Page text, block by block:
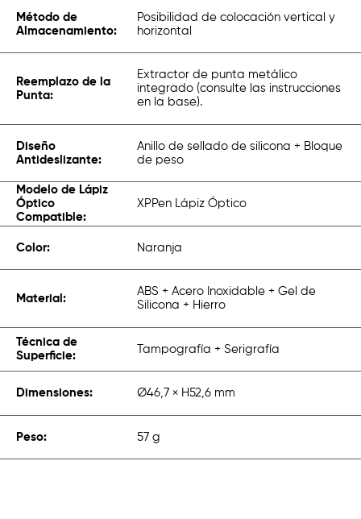
Método de
Almacenamiento:
Posibilidad de colocación vertical y
horizontal
Reemplazo de la
Punta:
Extractor de punta metálico
integrado (consulte las instrucciones
en la base).
Diseño
Antideslizante:
Anillo de sellado de silicona + Bloque
de peso
Modelo de Lápiz
Óptico
Compatible:
XPPen Lápiz Óptico
Color: Naranja
Material:
ABS + Acero Inoxidable + Gel de
Silicona + Hierro
Técnica de
Superficie:
Tampografía + Serigrafía
Dimensiones: Ø46,7 × H52,6 mm
Peso: 57 g